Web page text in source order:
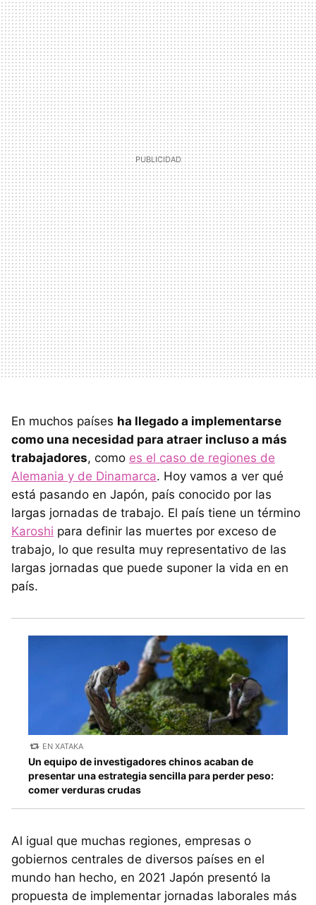
En muchos países ha llegado a implementarse
como una necesidad para atraer incluso a más
trabajadores, como es el caso de regiones de
Alemania y de Dinamarca. Hoy vamos a ver qué
está pasando en Japón, país conocido por las
largas jornadas de trabajo. El país tiene un término
Karoshi para definir las muertes por exceso de
trabajo, lo que resulta muy representativo de las
largas jornadas que puede suponer la vida en en
país.
EN XATAKA
Un equipo de investigadores chinos acaban de
presentar una estrategia sencilla para perder peso:
comer verduras crudas
Al igual que muchas regiones, empresas o
gobiernos centrales de diversos países en el
mundo han hecho, en 2021 Japón presentó la
propuesta de implementar jornadas laborales más